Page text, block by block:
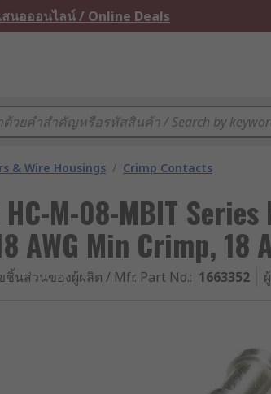
สนอออนไลน์ / Online Deals
& Wire Housings / Crimp Contacts
M-08-MBIT Series
AWG Min Crimp, 18
ชิ้นส่วนของผู้ผลิต / Mfr. Part No.: 1663352